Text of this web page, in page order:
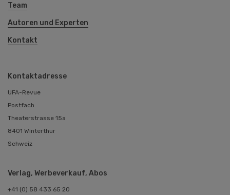
Team
Autoren und Experten
Kontakt
Kontaktadresse
UFA-Revue
Postfach
Theaterstrasse 15a
8401 Winterthur
Schweiz
Verlag, Werbeverkauf, Abos
+41 (0) 58 433 65 20